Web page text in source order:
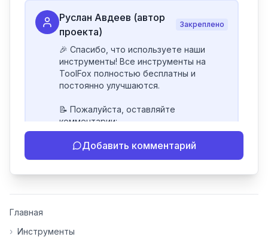
Руслан Авдеев (автор
проекта)
Закреплено
🎉 Спасибо, что используете наши
инструменты! Все инструменты на
ToolFox полностью бесплатны и
постоянно улучшаются.
📝 Пожалуйста, оставляйте
комментарии:
- Если инструмент работает
некорректно
инструменты нуждаются в доработке.
Добавить комментарий
Главная
› Инструменты